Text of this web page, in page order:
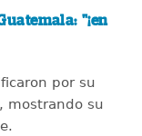
"¡en
por su
mostrando su